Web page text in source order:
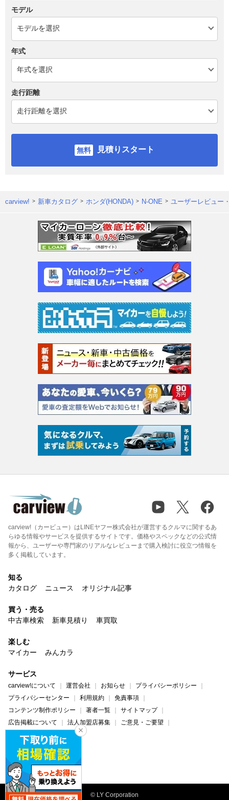
モデル
年式
走行距離
見積りスタート
carview! 新車カタログ ホンダ(HONDA) N-ONE ユーザーレビュー
carview!（カービュー）はLINEヤフー株式会社が運営するクルマに関するあ
らゆる情報やサービスを提供するサイトです。価格やスペックなどの公式情
報から、ユーザーや専門家のリアルなレビューまで購入検討に役立つ情報を
多く掲載しています。
知る
カタログ
ニュース オリジナル記事
買う・売る
中古車検索
新車見積り 車買取
楽しむ
マイカー
みんカラ
サービス
carview!について 運営会社 お知らせ
プライバシーポリシー
プライバシーセンター
利用規約
免責事項
コンテンツ制作ポリシー
著者一覧
サイトマップ
広告掲載について
法人加盟店募集
ご意見・ご要望
ヘルプ・お問い合わせ
carview! Yahoo! JAPAN
© LY Corporation